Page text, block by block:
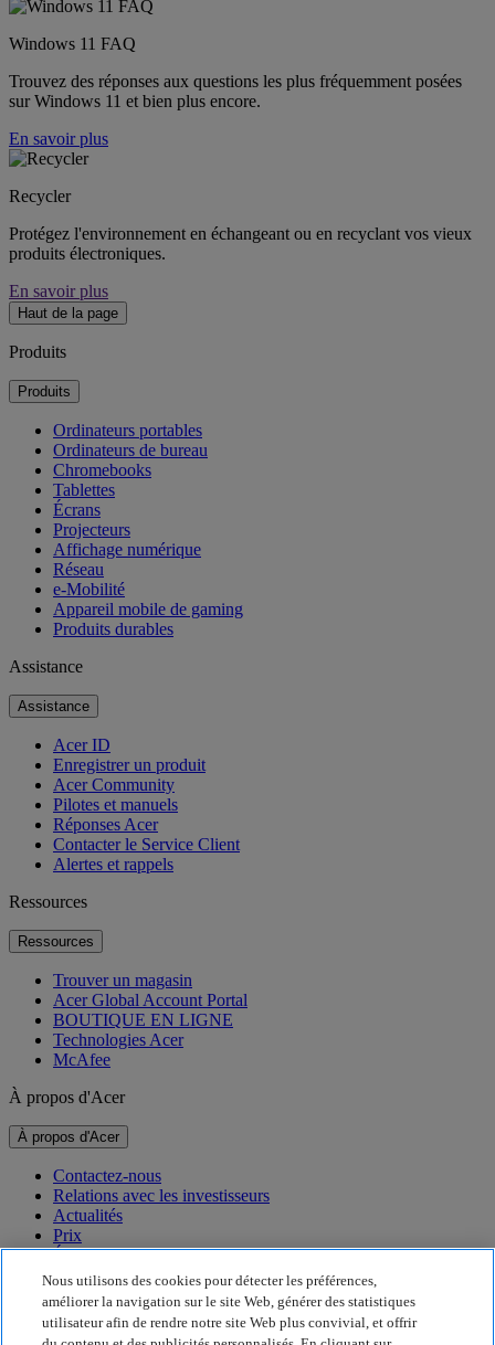
Windows 11 FAQ
Trouvez des réponses aux questions les plus fréquemment posées
sur Windows 11 et bien plus encore.
En savoir plus
Recycler
Protégez l'environnement en échangeant ou en recyclant vos vieux
produits électroniques.
En savoir plus
Haut de la page
Produits
Produits
Ordinateurs portables
Ordinateurs de bureau
Chromebooks
Tablettes
Écrans
Projecteurs
Affichage numérique
Réseau
e-Mobilité
Appareil mobile de gaming
Produits durables
Assistance
Assistance
Acer ID
Enregistrer un produit
Acer Community
Pilotes et manuels
Réponses Acer
Contacter le Service Client
Alertes et rappels
Ressources
Ressources
Trouver un magasin
Acer Global Account Portal
BOUTIQUE EN LIGNE
Technologies Acer
McAfee
À propos d'Acer
À propos d'Acer
Contactez-nous
Relations avec les investisseurs
Actualités
Prix
Événements
Développement durable
Développement durable
Nous utilisons des cookies pour détecter les préférences,
améliorer la navigation sur le site Web, générer des statistiques
utilisateur afin de rendre notre site Web plus convivial, et offrir